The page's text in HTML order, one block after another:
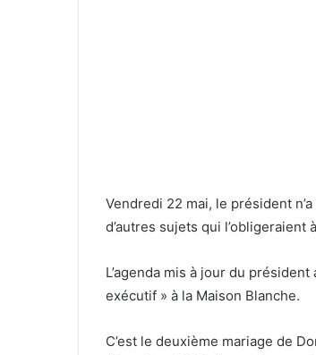
Vendredi 22 mai, le président
d’autres sujets qui l’obligeraient
L’agenda mis à jour du
exécutif » à la Maison Blanche.
C’est le deuxième mariage de